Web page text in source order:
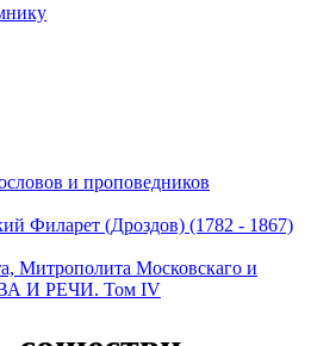
и проповедников
Филарет (Дроздов) (1782 - 1867)
Митрополита Московскаго и
И РЕЧИ. Том IV